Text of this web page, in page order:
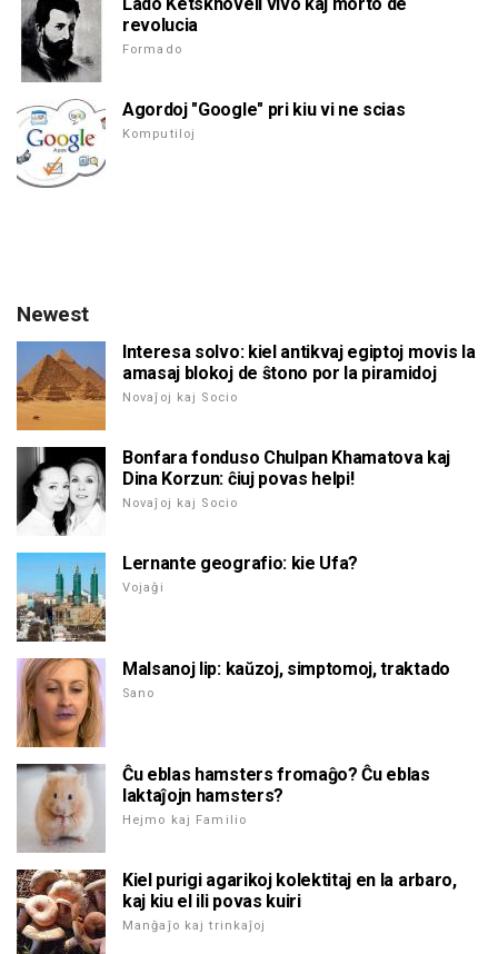
revolucia
Formado
Agordoj "Google" pri kiu vi ne scias
Komputiloj
Newest
Interesa solvo: kiel antikvaj egiptoj movis la
amasaj blokoj de ŝtono por la piramidoj
Novaĵoj kaj Socio
Bonfara fonduso Chulpan Khamatova kaj
Dina Korzun: ĉiuj povas helpi!
Novaĵoj kaj Socio
Lernante geografio: kie Ufa?
Vojaĝi
Malsanoj lip: kaŭzoj, simptomoj, traktado
Sano
Ĉu eblas hamsters fromaĝo? Ĉu eblas
laktaĵojn hamsters?
Hejmo kaj Familio
Kiel purigi agarikoj kolektitaj en la arbaro,
kaj kiu el ili povas kuiri
Manĝaĵo kaj trinkaĵoj